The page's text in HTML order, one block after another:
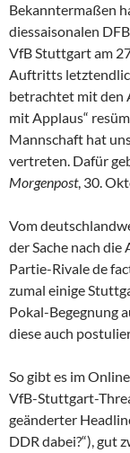
Bekanntermaßen
diessaisonalen
VfB Stuttgart am
Auftritts
betrachtet mit den
mit Applaus“
Mannschaft hat
vertreten. Dafür
Morgenpost, 30.
Vom
der Sache nach
Partie-Rivale de
zumal einige
Pokal-Begegnung
diese auch
So gibt es im
VfB-Stuttgart-
geänderter
DDR dabei?“), gut